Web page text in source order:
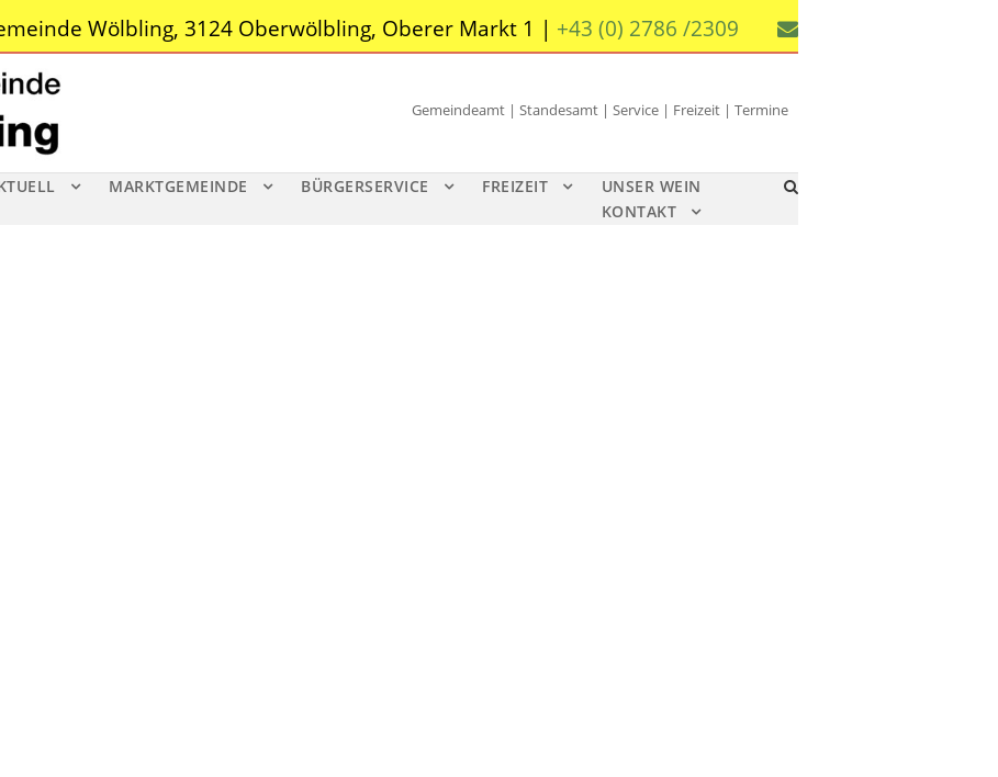
Wölbling, 3124 Oberwölbling, Oberer Markt 1 | +43 (0) 2786 /2309
Gemeindeamt | Standesamt | Service | Freizeit | Termine
MARKTGEMEINDE BÜRGERSERVICE FREIZEIT
UNSER WEIN
KONTAKT